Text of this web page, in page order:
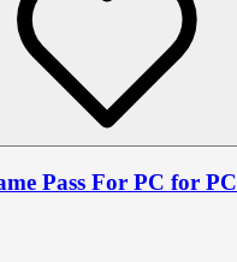
Pass For PC for